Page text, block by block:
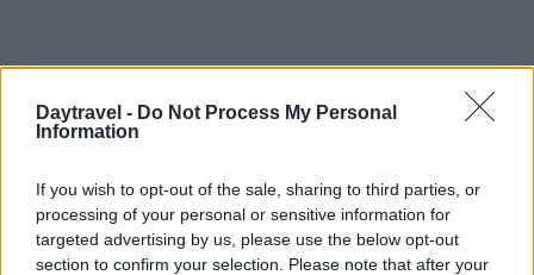
Daytravel - Do Not Process My Personal
Information
If you wish to opt-out of the sale, sharing to third parties, or
processing of your personal or sensitive information for
targeted advertising by us, please use the below opt-out
section to confirm your selection. Please note that after your